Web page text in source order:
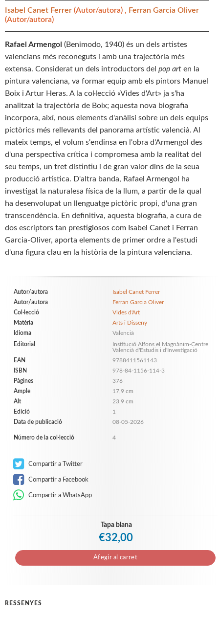
Isabel Canet Ferrer (Autor/autora) , Ferran Garcia Oliver
(Autor/autora)
Rafael Armengol (Benimodo, 1940) és un dels artistes
valencians més reconeguts i amb una trajectòria més
extensa. Considerat un dels introductors del pop art en la
pintura valenciana, va formar equip amb els pintors Manuel
Boix i Artur Heras. A la col·lecció «Vides d'Art» ja s'ha
analitzat la trajectòria de Boix; aquesta nova biografia
incorpora, així, nous elements d'anàlisi sobre un dels equips
pictòrics més rellevants del panorama artístic valencià. Al
mateix temps, el volum s'endinsa en l'obra d'Armengol des
d'una perspectiva crítica i compromesa amb la realitat del
seu temps, un tret distintiu i de gran valor dins de la seua
producció artística. D'altra banda, Rafael Armengol ha
investigat la naturalesa física de la llum, a partir de la qual
ha desenvolupat un llenguatge pictòric propi, d'una gran
transcendència. En definitiva, aquesta biografia, a cura de
dos escriptors tan prestigiosos com Isabel Canet i Ferran
Garcia-Oliver, aporta elements de primer ordre a l'estudi
d'una figura clau en la història de la pintura valenciana.
Autor/autora
Isabel Canet Ferrer
Autor/autora
Ferran Garcia Oliver
Col·lecció
Vides d'Art
Matèria
Arts i Disseny
Idioma
Valencià
Editorial
Institució Alfons el Magnànim-Centre
Valencià d'Estudis i d'Investigació
EAN
9788411561143
ISBN
978-84-1156-114-3
Pàgines
376
Ample
17,9 cm
Alt
23,9 cm
Edició
1
Data de publicació
08-05-2026
Número de la col·lecció 4
Compartir a Twitter
Compartir a Facebook
Compartir a WhatsApp
Tapa blana
€32,00
Afegir al carret
RESSENYES